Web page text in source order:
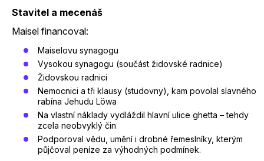
Stavitel a mecenáš
Maisel financoval:
Maiselovu synagogu
Vysokou synagogu (součást židovské radnice)
Židovskou radnici
Nemocnici a tři klausy (studovny), kam povolal slavného
rabína Jehudu Löwa
Na vlastní náklady vydláždil hlavní ulice ghetta – tehdy
zcela neobvyklý čin
Podporoval vědu, umění i drobné řemeslníky, kterým
půjčoval peníze za výhodných podmínek.